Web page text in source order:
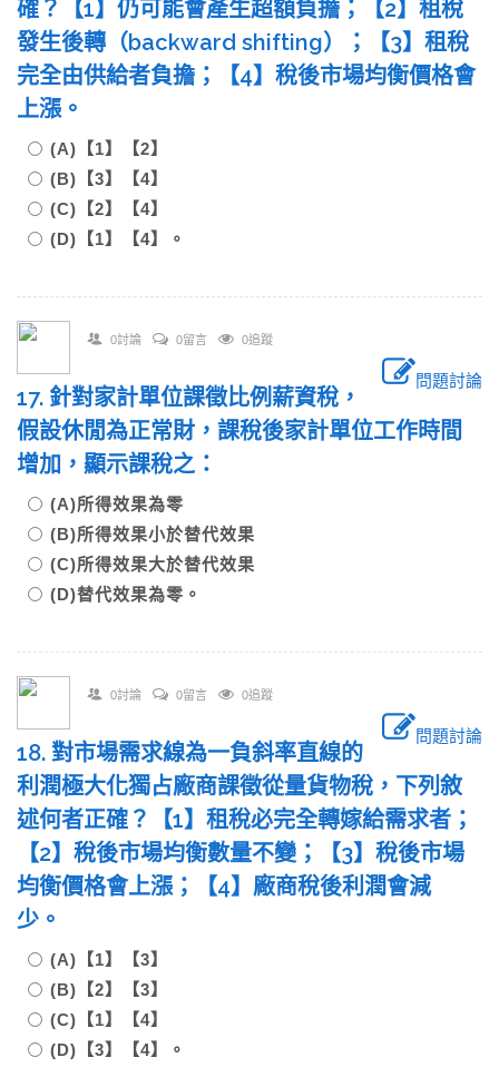
確？【1】仍可能會產生超額負擔；【2】租稅
發生後轉（backward shifting）；【3】租稅
完全由供給者負擔；【4】稅後市場均衡價格會
上漲。
(A)【1】【2】
(B)【3】【4】
(C)【2】【4】
(D)【1】【4】。
0討論 0留言 0追蹤
問題討論
17. 針對家計單位課徵比例薪資稅，
假設休閒為正常財，課稅後家計單位工作時間
增加，顯示課稅之：
(A)所得效果為零
(B)所得效果小於替代效果
(C)所得效果大於替代效果
(D)替代效果為零。
0討論 0留言 0追蹤
問題討論
18. 對市場需求線為一負斜率直線的
利潤極大化獨占廠商課徵從量貨物稅，下列敘
述何者正確？【1】租稅必完全轉嫁給需求者；
【2】稅後市場均衡數量不變；【3】稅後市場
均衡價格會上漲；【4】廠商稅後利潤會減
少。
(A)【1】【3】
(B)【2】【3】
(C)【1】【4】
(D)【3】【4】。